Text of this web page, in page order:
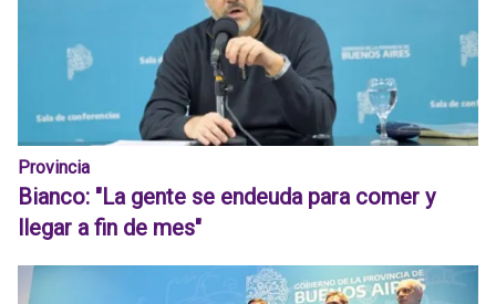
Provincia
Bianco: "La gente se endeuda para comer y
llegar a fin de mes"